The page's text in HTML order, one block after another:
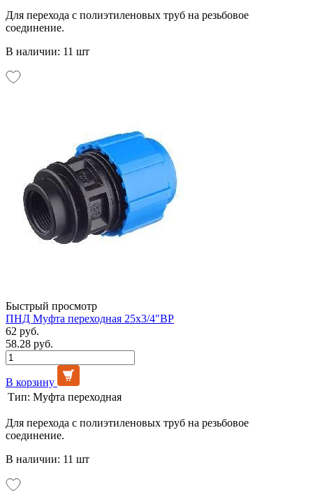
Для перехода с полиэтиленовых труб на резьбовое
соединение.
В наличии: 11 шт
Быстрый просмотр
ПНД Муфта переходная 25х3/4"ВР
62 руб.
58.28 руб.
В корзину
Тип: Муфта переходная
Для перехода с полиэтиленовых труб на резьбовое
соединение.
В наличии: 11 шт